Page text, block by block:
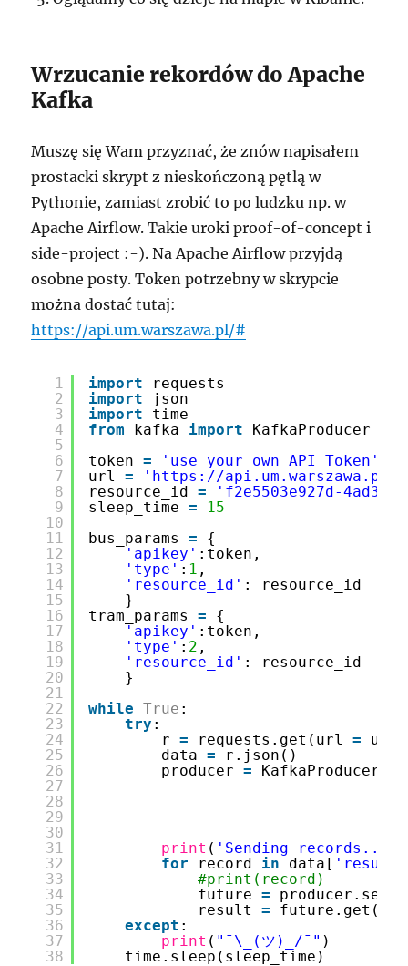
Wrzucanie rekordów do Apache
Kafka
Muszę się Wam przyznać, że znów napisałem
prostacki skrypt z nieskończoną pętlą w
Pythonie, zamiast zrobić to po ludzku np. w
Apache Airflow. Takie uroki proof-of-concept i
side-project :-). Na Apache Airflow przyjdą
osobne posty. Token potrzebny w skrypcie
można dostać tutaj:
https://api.um.warszawa.pl/#
1
2
3
4
5
6
7
8
9
10
11
12
13
14
15
16
17
18
19
20
21
22
23
24
25
26
27
28
29
30
31
32
33
34
35
36
37
38
import
requests
import
json
import
time
from
kafka import
KafkaProducer
token =
'use your own API Token'
url = ' https://api.um.warszawa.pl/
resource_id =
'f2e5503e927d-4ad3-
sleep_time =
15
bus_params =
{
'apikey' :token,
'type' : 1 ,
'resource_id' : resource_id
}
tram_params =
{
'apikey' :token,
'type' : 2 ,
'resource_id' : resource_id
}
while
True :
try :
r = requests.get(url =
url,
data =
r.json()
producer =
print ( 'Sending records...'
for
record in data[ 'result'
#print(record)
future = producer.send(
result =
except :
print ( "¯\_(ツ)_/¯" )
time.sleep(sleep_time)